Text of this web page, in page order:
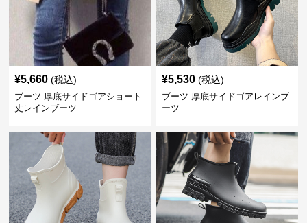
¥5,660 (税込)
ブーツ 厚底サイドゴアショート
丈レインブーツ
¥5,530 (税込)
ブーツ 厚底サイドゴアレインブ
ーツ